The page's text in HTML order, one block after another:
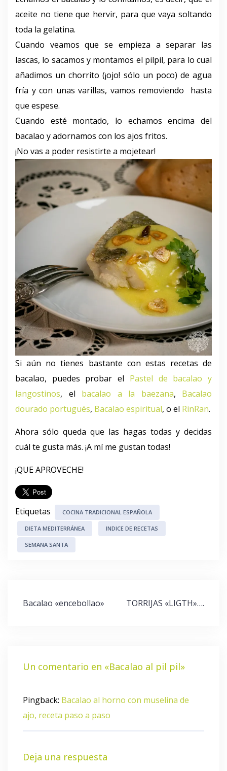
aceite no tiene que hervir, para que vaya soltando
toda la gelatina.
Cuando veamos que se empieza a separar las
lascas, lo sacamos y montamos el pilpil, para lo cual
añadimos un chorrito (¡ojo! sólo un poco) de agua
fría y con unas varillas, vamos removiendo hasta
que espese.
Cuando esté montado, lo echamos encima del
bacalao y adornamos con los ajos fritos.
¡No vas a poder resistirte a mojetear!
Si aún no tienes bastante con estas recetas de
bacalao, puedes probar el Pastel de bacalao y
langostinos, el bacalao a la baezana, Bacalao
dourado portugués, Bacalao espiritual, o el RinRan.
Ahora sólo queda que las hagas todas y decidas
cuál te gusta más. ¡A mí me gustan todas!
¡QUE APROVECHE!
Etiquetas COCINA TRADICIONAL ESPAÑOLA
DIETA MEDITERRÁNEA INDICE DE RECETAS
SEMANA SANTA
Navegación
Bacalao «encebollao» TORRIJAS «LIGTH»….
Un comentario en «Bacalao al pil pil»
Pingback: Bacalao al horno con muselina de
ajo, receta paso a paso
Deja una respuesta